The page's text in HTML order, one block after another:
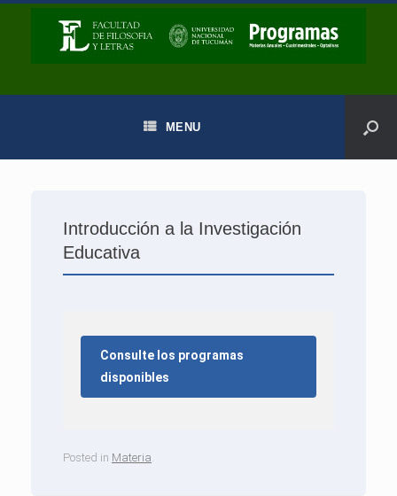
MENU
Introducción a la Investigación
Educativa
Consulte los programas
disponibles
Posted in Materia